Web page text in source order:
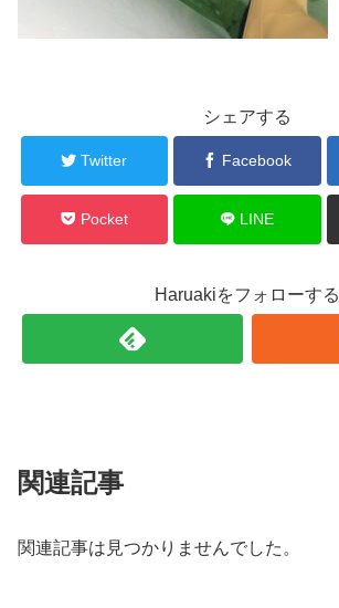
シェアする
Twitter Facebook
Pocket LINE
Haruakiをフォローする
関連記事
関連記事は見つかりませんでした。